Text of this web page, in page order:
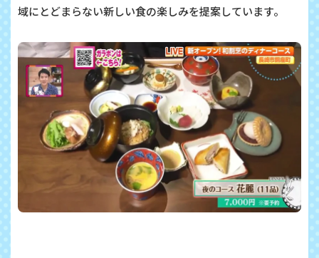
域にとどまらない新しい食の楽しみを提案しています。